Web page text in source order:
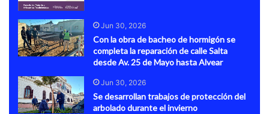
Jun 30, 2026
Con la obra de bacheo de hormigón se
completa la reparación de calle Salta
desde Av. 25 de Mayo hasta Alvear
Jun 30, 2026
Se desarrollan trabajos de protección del
arbolado durante el invierno